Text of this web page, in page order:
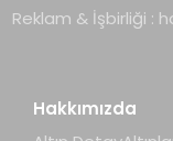
Reklam & İşbirliği :
Hakkımızda